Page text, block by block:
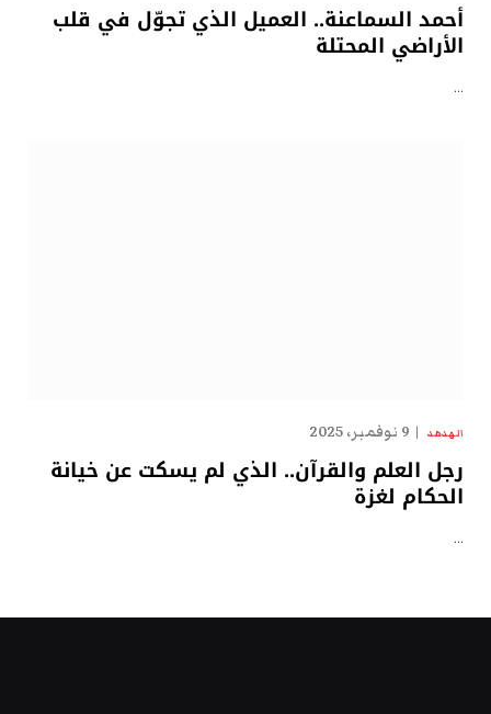
أحمد السماعنة.. العميل الذي تجوّل في قلب
الأراضي المحتلة
…
الهدهد 9 نوفمبر، 2025
رجل العلم والقرآن.. الذي لم يسكت عن خيانة
الحكام لغزة
…